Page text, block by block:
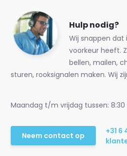
Hulp nodig?
Wij snappen
voorkeur heeft.
bellen, mailen,
sturen, rooksignalen maken. Wij
Maandag t/m vrijdag tussen: 8:30
Neem contact op
+31 6